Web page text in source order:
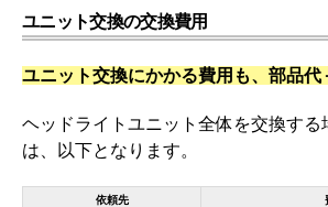
ユニット交換の交換費用
ユニット交換にかかる費用も、部品代
ヘッドライトユニット全体を交換する
は、以下となります。
依頼先